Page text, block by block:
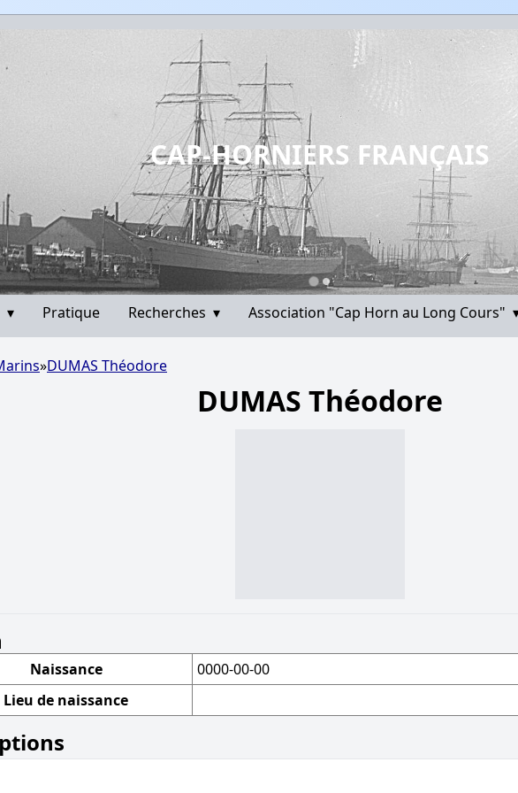
CAP-HORNIERS FRANÇAIS
▾ Pratique Recherches ▾ Association "Cap Horn au Long Cours"
»DUMAS Théodore
DUMAS Théodore
Naissance
0000-00-00
Lieu de naissance